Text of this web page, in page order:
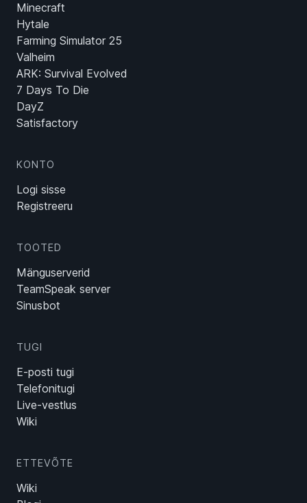
Minecraft
Hytale
Farming Simulator 25
Valheim
ARK: Survival Evolved
7 Days To Die
DayZ
Satisfactory
KONTO
Logi sisse
Registreeru
TOOTED
Mänguserverid
TeamSpeak server
Sinusbot
TUGI
E-posti tugi
Telefonitugi
Live-vestlus
Wiki
ETTEVÕTE
Wiki